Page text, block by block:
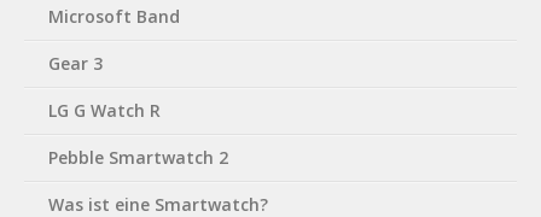
Microsoft Band
Gear 3
LG G Watch R
Pebble Smartwatch 2
Was ist eine Smartwatch?